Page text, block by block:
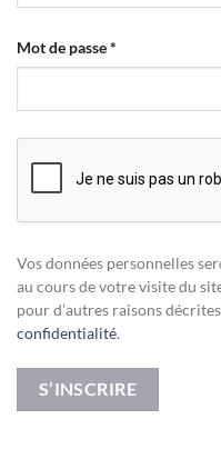
Mot de passe*
Vos données personnelles
au cours de votre visite du
pour d’autres raisons
confidentialité.
S’INSCRIRE